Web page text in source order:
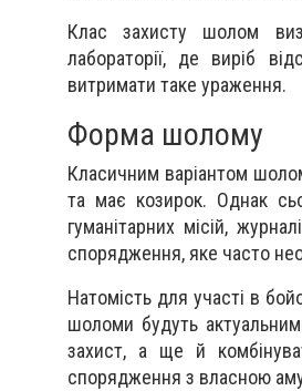
Клас захисту шолом
лабораторії, де виріб
витримати таке ураження.
Форма шолому
Класичним варіантом
та має козирок. Однак
гуманітарних місій,
спорядження, яке часто
Натомість для участі в
шоломи будуть
захист, а ще й
спорядження з власною